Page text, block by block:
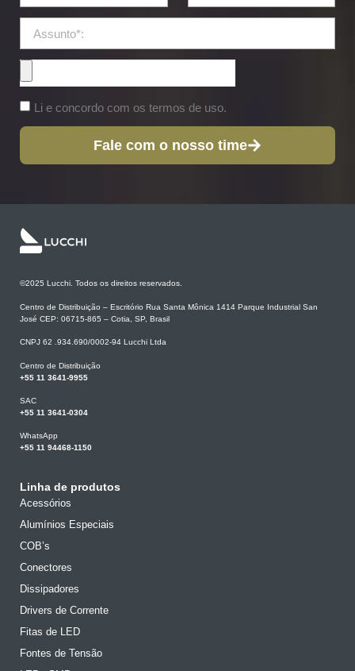
Li e concordo com os termos de uso.
Fale com o nosso time
©2025 Lucchi. Todos os direitos reservados.
Centro de Distribuição – Escritório Rua Santa Mônica 1414 Parque Industrial San
José CEP: 06715-865 – Cotia, SP, Brasil
CNPJ 62 .934.690/0002-94 Lucchi Ltda
Centro de Distribuição
+55 11 3641-9955
SAC
+55 11 3641-0304
WhatsApp
+55 11 94468-1150
Linha de produtos
Acessórios
Alumínios Especiais
COB’s
Conectores
Dissipadores
Drivers de Corrente
Fitas de LED
Fontes de Tensão